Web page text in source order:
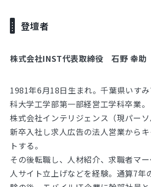
登壇者
株式会社INST代表取締役 石野 幸
1981年6月18日生まれ。千葉県いす
科大学工学部第一部経営工学科卒業。
株式会社インテリジェンス（現パー
新卒入社し求人広告の法人営業から
トする。
その後転職し、人材紹介、求職者マ
人サイト立上げなどを経験。通算7年